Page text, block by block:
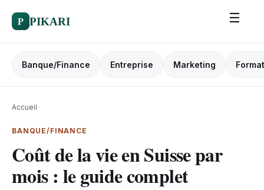
P PIKARI ☰
Banque/Finance Entreprise Marketing
Accueil›
BANQUE/FINANCE
Coût de la vie en Suisse par
mois : le guide complet